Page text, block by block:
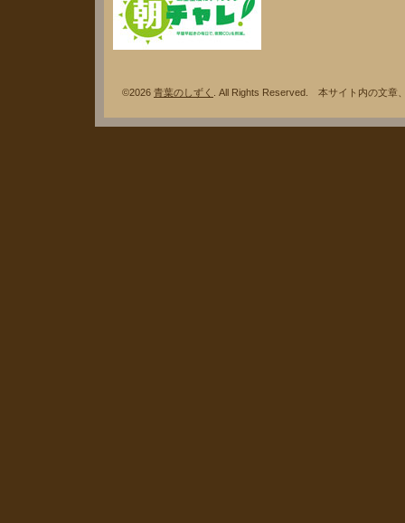
©2026 青葉のしずく . All Rights Reserved. 本サイト内の文章